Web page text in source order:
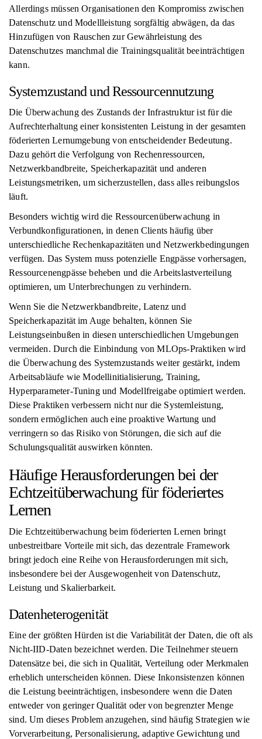
Allerdings müssen Organisationen den Kompromiss zwischen
Datenschutz und Modellleistung sorgfältig abwägen, da das
Hinzufügen von Rauschen zur Gewährleistung des
Datenschutzes manchmal die Trainingsqualität beeinträchtigen
kann.
Systemzustand und Ressourcennutzung
Die Überwachung des Zustands der Infrastruktur ist für die
Aufrechterhaltung einer konsistenten Leistung in der gesamten
föderierten Lernumgebung von entscheidender Bedeutung.
Dazu gehört die Verfolgung von Rechenressourcen,
Netzwerkbandbreite, Speicherkapazität und anderen
Leistungsmetriken, um sicherzustellen, dass alles reibungslos
läuft.
Besonders wichtig wird die Ressourcenüberwachung in
Verbundkonfigurationen, in denen Clients häufig über
unterschiedliche Rechenkapazitäten und Netzwerkbedingungen
verfügen. Das System muss potenzielle Engpässe vorhersagen,
Ressourcenengpässe beheben und die Arbeitslastverteilung
optimieren, um Unterbrechungen zu verhindern.
Wenn Sie die Netzwerkbandbreite, Latenz und
Speicherkapazität im Auge behalten, können Sie
Leistungseinbußen in diesen unterschiedlichen Umgebungen
vermeiden. Durch die Einbindung von MLOps-Praktiken wird
die Überwachung des Systemzustands weiter gestärkt, indem
Arbeitsabläufe wie Modellinitialisierung, Training,
Hyperparameter-Tuning und Modellfreigabe optimiert werden.
Diese Praktiken verbessern nicht nur die Systemleistung,
sondern ermöglichen auch eine proaktive Wartung und
verringern so das Risiko von Störungen, die sich auf die
Schulungsqualität auswirken könnten.
Häufige Herausforderungen bei der
Echtzeitüberwachung für föderiertes
Lernen
Die Echtzeitüberwachung beim föderierten Lernen bringt
unbestreitbare Vorteile mit sich, das dezentrale Framework
bringt jedoch eine Reihe von Herausforderungen mit sich,
insbesondere bei der Ausgewogenheit von Datenschutz,
Leistung und Skalierbarkeit.
Datenheterogenität
Eine der größten Hürden ist die Variabilität der Daten, die oft als
Nicht-IID-Daten bezeichnet werden. Die Teilnehmer steuern
Datensätze bei, die sich in Qualität, Verteilung oder Merkmalen
erheblich unterscheiden können. Diese Inkonsistenzen können
die Leistung beeinträchtigen, insbesondere wenn die Daten
entweder von geringer Qualität oder von begrenzter Menge
sind. Um dieses Problem anzugehen, sind häufig Strategien wie
Vorverarbeitung, Personalisierung, adaptive Gewichtung und